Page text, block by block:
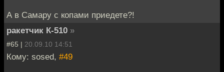
А в Самару с копами приедете?!
ракетчик К-510 »
#65 | 20.09.10 14:51
Кому: sosed, #49